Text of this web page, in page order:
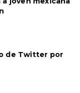
de Twitter por